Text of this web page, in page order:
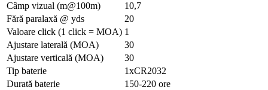
Câmp vizual (m@100m)
10,7
Fără paralaxă @ yds
20
Valoare click (1 click = MOA) 1
Ajustare laterală (MOA)
30
Ajustare verticală (MOA)
30
Tip baterie
1xCR2032
Durată baterie
150-220 ore